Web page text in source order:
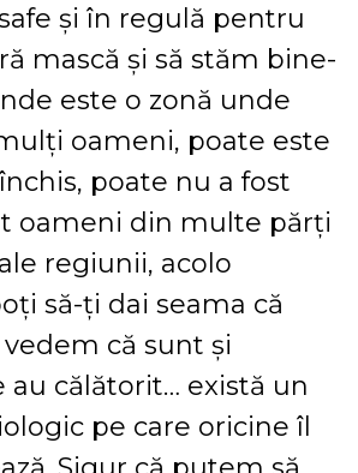
şi în regulă pentru
mască şi să stăm bine-
este o zonă unde
oameni, poate este
poate nu a fost
oameni din multe părţi
regiunii, acolo
să-ţi dai seama că
vedem că sunt şi
au călătorit… există un
pe care oricine îl